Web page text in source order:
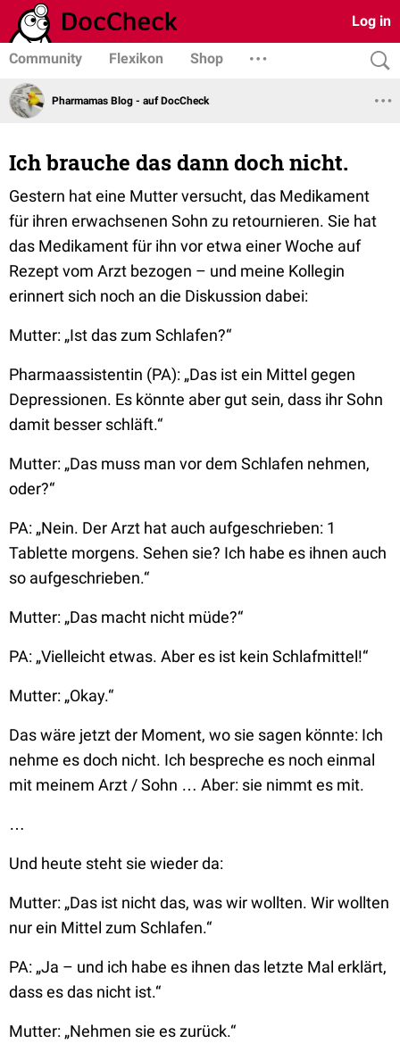
Log in
Community Flexikon Shop
Pharmamas Blog - auf DocCheck
Ich brauche das dann doch nicht.
Gestern hat eine Mutter versucht, das Medikament
für ihren erwachsenen Sohn zu retournieren. Sie hat
das Medikament für ihn vor etwa einer Woche auf
Rezept vom Arzt bezogen – und meine Kollegin
erinnert sich noch an die Diskussion dabei:
Mutter: „Ist das zum Schlafen?“
Pharmaassistentin (PA): „Das ist ein Mittel gegen
Depressionen. Es könnte aber gut sein, dass ihr Sohn
damit besser schläft.“
Mutter: „Das muss man vor dem Schlafen nehmen,
oder?“
PA: „Nein. Der Arzt hat auch aufgeschrieben: 1
Tablette morgens. Sehen sie? Ich habe es ihnen auch
so aufgeschrieben.“
Mutter: „Das macht nicht müde?“
PA: „Vielleicht etwas. Aber es ist kein Schlafmittel!“
Mutter: „Okay.“
Das wäre jetzt der Moment, wo sie sagen könnte: Ich
nehme es doch nicht. Ich bespreche es noch einmal
mit meinem Arzt / Sohn … Aber: sie nimmt es mit.
…
Und heute steht sie wieder da:
Mutter: „Das ist nicht das, was wir wollten. Wir wollten
nur ein Mittel zum Schlafen.“
PA: „Ja – und ich habe es ihnen das letzte Mal erklärt,
dass es das nicht ist.“
Mutter: „Nehmen sie es zurück.“